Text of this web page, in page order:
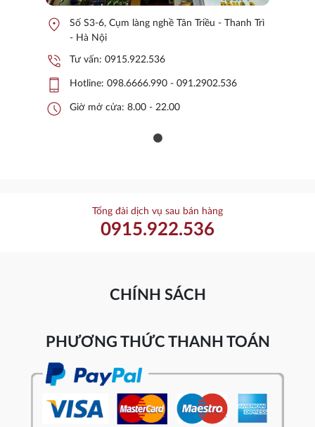
location_on
Số S3-6, Cụm làng nghề Tân Triều - Thanh Trì
- Hà Nội
phone_in_talk Tư vấn: 0915.922.536
phone_iphone Hotline: 098.6666.990 - 091.2902.536
schedule Giờ mở cửa: 8.00 - 22.00
Tổng đài dịch vụ sau bán hàng
0915.922.536
CHÍNH SÁCH
PHƯƠNG THỨC THANH TOÁN